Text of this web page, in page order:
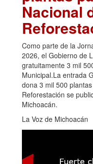
Nacional
Como parte de la
2026, el Gobierno de
gratuitamente 3 mil
Municipal.La entrada
dona 3 mil 500
Reforestación se
Michoacán.
La Voz de Michoacán